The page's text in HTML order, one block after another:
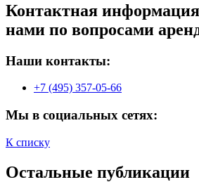
Контактная информация
нами по вопросами
Наши контакты:
+7 (495) 357-05-66
Мы в социальных сетях:
К списку
Остальные публикации